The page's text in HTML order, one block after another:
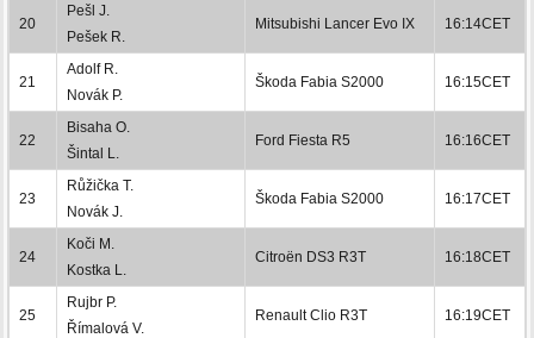
20
Pešl J.
Pešek R.
Mitsubishi Lancer Evo IX 16:14CET
21
Adolf R.
Novák P.
Škoda Fabia S2000 16:15CET
22
Bisaha O.
Šintal L.
Ford Fiesta R5 16:16CET
23
Růžička T.
Novák J.
Škoda Fabia S2000 16:17CET
24
Koči M.
Kostka L.
Citroën DS3 R3T 16:18CET
25
Rujbr P.
Římalová V.
Renault Clio R3T 16:19CET